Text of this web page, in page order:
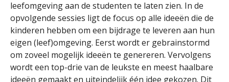
leefomgeving aan de studenten te laten zien. In de
opvolgende sessies ligt de focus op alle ideeën die de
kinderen hebben om een bijdrage te leveren aan hun
eigen (leef)omgeving. Eerst wordt er gebrainstormd
om zoveel mogelijk ideeën te genereren. Vervolgens
wordt een top-drie van de leukste en meest haalbare
ideeën gemaakt en uiteindelijk één idee gekozen. Dit